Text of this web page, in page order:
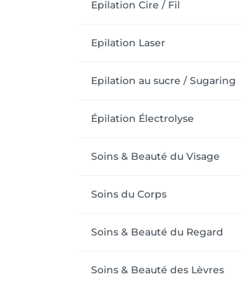
Epilation Cire / Fil
Epilation Laser
Epilation au sucre / Sugaring
Épilation Électrolyse
Soins & Beauté du Visage
Soins du Corps
Soins & Beauté du Regard
Soins & Beauté des Lèvres